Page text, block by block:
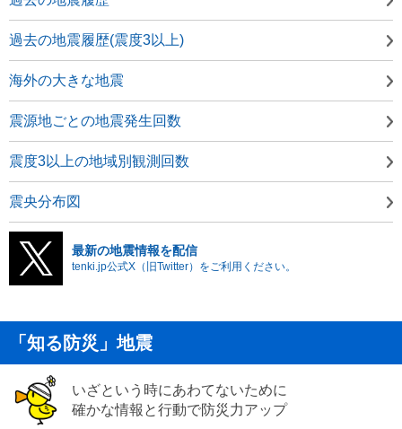
過去の地震履歴(震度3以上)
海外の大きな地震
震源地ごとの地震発生回数
震度3以上の地域別観測回数
震央分布図
最新の地震情報を配信
tenki.jp公式X（旧Twitter）をご利用ください。
「知る防災」地震
いざという時にあわてないために
確かな情報と行動で防災力アップ